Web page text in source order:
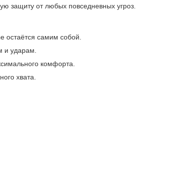
защиту от любых повседневных угроз.
остаётся самим собой.
и ударам.
комфорта.
хвата.